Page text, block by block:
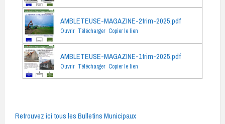
AMBLETEUSE-MAGAZINE-2trim-2025.pdf
Ouvrir Télécharger Copier le lien
AMBLETEUSE-MAGAZINE-1trim-2025.pdf
Ouvrir Télécharger Copier le lien
Retrouvez ici tous les Bulletins Municipaux